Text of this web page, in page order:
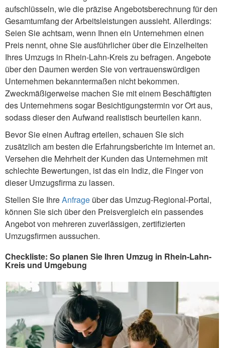
aufschlüsseln, wie die präzise Angebotsberechnung für den
Gesamtumfang der Arbeitsleistungen aussieht. Allerdings:
Seien Sie achtsam, wenn Ihnen ein Unternehmen einen
Preis nennt, ohne Sie ausführlicher über die Einzelheiten
Ihres Umzugs in Rhein-Lahn-Kreis zu befragen. Angebote
über den Daumen werden Sie von vertrauenswürdigen
Unternehmen bekanntermaßen nicht bekommen.
Zweckmäßigerweise machen Sie mit einem Beschäftigten
des Unternehmens sogar Besichtigungstermin vor Ort aus,
sodass dieser den Aufwand realistisch beurteilen kann.
Bevor Sie einen Auftrag erteilen, schauen Sie sich
zusätzlich am besten die Erfahrungsberichte im Internet an.
Versehen die Mehrheit der Kunden das Unternehmen mit
schlechte Bewertungen, ist das ein Indiz, die Finger von
dieser Umzugsfirma zu lassen.
Stellen Sie IhreAnfrage über das Umzug-Regional-Portal,
können Sie sich über den Preisvergleich ein passendes
Angebot von mehreren zuverlässigen, zertifizierten
Umzugsfirmen aussuchen.
Checkliste: So planen Sie Ihren Umzug in Rhein-Lahn-
Kreis und Umgebung